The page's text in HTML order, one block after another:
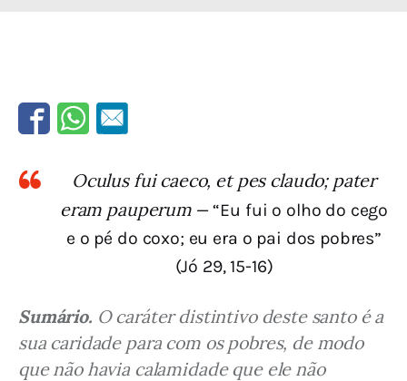
Oculus fui caeco, et pes claudo; pater
eram pauperum — “Eu fui o olho do cego
e o pé do coxo; eu era o pai dos pobres”
(Jó 29, 15-16)
Sumário. O caráter distintivo deste santo é a
sua caridade para com os pobres, de modo
que não havia calamidade que ele não